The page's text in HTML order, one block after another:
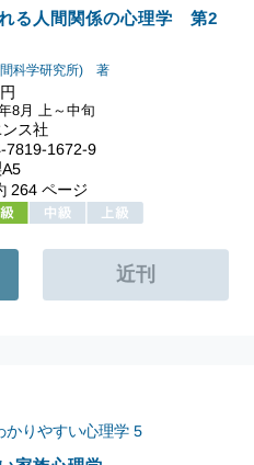
る人間関係の心理学 第2
間科学研究所) 著
円
8月 上～中旬
ス社
7819-1672-9
264 ページ
かりやすい心理学 5